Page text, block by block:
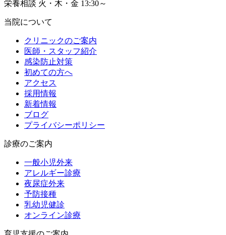
栄養相談 火・木・金 13:30～
当院について
クリニックのご案内
医師・スタッフ紹介
感染防止対策
初めての方へ
アクセス
採用情報
新着情報
ブログ
プライバシーポリシー
診療のご案内
一般小児外来
アレルギー診療
夜尿症外来
予防接種
乳幼児健診
オンライン診療